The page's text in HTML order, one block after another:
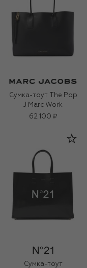
Сумка-тоут The Pop
J Marc Work
62 100 ₽
Сумка-тоут